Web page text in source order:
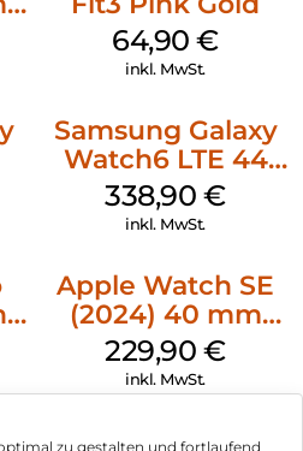
zu gestalten und fortlaufend
64,90€
inkl. MwSt.
Samsung Galaxy
Watch6 LTE 44
mm Graphite
338,90€
inkl. MwSt.
Apple Watch SE
(2024) 40 mm
GPS
(Sportarmband
Polarstern S/M)
229,90€
inkl. MwSt.